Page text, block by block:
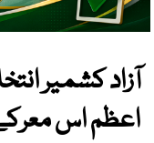
آزاد کشمیر
اعظم اس